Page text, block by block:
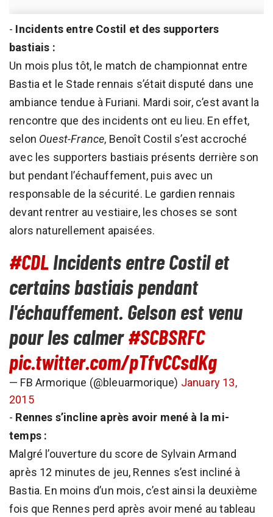
- Incidents entre Costil et des supporters
bastiais :
Un mois plus tôt, le match de championnat entre
Bastia et le Stade rennais s’était disputé dans une
ambiance tendue à Furiani. Mardi soir, c’est avant la
rencontre que des incidents ont eu lieu. En effet,
selon Ouest-France, Benoît Costil s’est accroché
avec les supporters bastiais présents derrière son
but pendant l’échauffement, puis avec un
responsable de la sécurité. Le gardien rennais
devant rentrer au vestiaire, les choses se sont
alors naturellement apaisées.
#CDLIncidents entre Costil et
certains bastiais pendant
l'échauffement. Gelson est venu
pour les calmer#SCBSRFC
pic.twitter.com/pTfvCCsdKg
— FB Armorique (@bleuarmorique) January 13,
2015
- Rennes s’incline après avoir mené à la mi-
temps :
Malgré l’ouverture du score de Sylvain Armand
après 12 minutes de jeu, Rennes s’est incliné à
Bastia. En moins d’un mois, c’est ainsi la deuxième
fois que Rennes perd après avoir mené au tableau